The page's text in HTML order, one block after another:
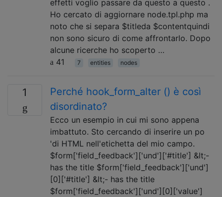
effetti voglio passare da questo a questo .
Ho cercato di aggiornare node.tpl.php ma
noto che si separa $titleda $contentquindi
non sono sicuro di come affrontarlo. Dopo
alcune ricerche ho scoperto …
41
7 entities nodes
1
Perché hook_form_alter () è così
disordinato?
Ecco un esempio in cui mi sono appena
imbattuto. Sto cercando di inserire un po
'di HTML nell'etichetta del mio campo.
$form['field_feedback']['und']['#title'] &lt;-
has the title $form['field_feedback']['und']
[0]['#title'] &lt;- has the title
$form['field_feedback']['und'][0]['value']